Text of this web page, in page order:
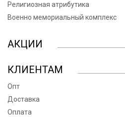
Религиозная атрибутика
Военно мемориальный комплекс
АКЦИИ
КЛИЕНТАМ
Опт
Доставка
Оплата